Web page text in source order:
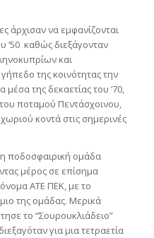
άρχισαν να εμφανίζονται
’50 καθώς διεξάγονταν
και
της κοινότητας την
μέσα της δεκαετίας του ’70,
ποταμού Πεντάσχοινου,
κοντά στις σημερινές
η ποδοσφαιρική ομάδα
μέρος σε επίσημα
ΑΤΕ ΠΕΚ, με το
της ομάδας. Μερικά
το “Σουρουκλιάδειο”
για μια τετραετία